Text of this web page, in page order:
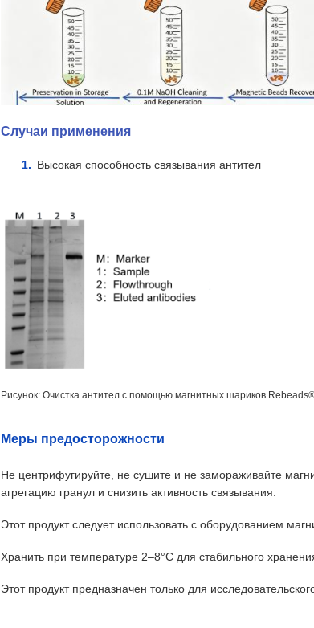
Случаи применения
Высокая способность связывания антител
Рисунок: Очистка антител с помощью магнитных шариков
Меры предосторожности
Не центрифугируйте, не сушите и не замораживайте
агрегацию гранул и снизить активность связывания.
Этот продукт следует использовать с оборудованием
Хранить при температуре 2–8°C для стабильного
Этот продукт предназначен только для